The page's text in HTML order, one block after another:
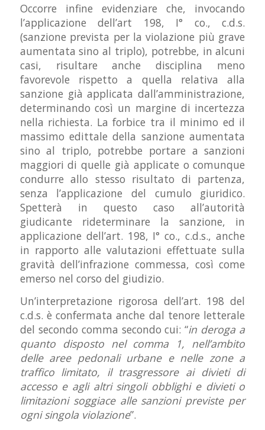
Occorre infine evidenziare che, invocando
l’applicazione dell’art 198, I° co., c.d.s.
(sanzione prevista per la violazione più grave
aumentata sino al triplo), potrebbe, in alcuni
casi, risultare anche disciplina meno
favorevole rispetto a quella relativa alla
sanzione già applicata dall’amministrazione,
determinando così un margine di incertezza
nella richiesta. La forbice tra il minimo ed il
massimo edittale della sanzione aumentata
sino al triplo, potrebbe portare a sanzioni
maggiori di quelle già applicate o comunque
condurre allo stesso risultato di partenza,
senza l’applicazione del cumulo giuridico.
Spetterà in questo caso all’autorità
giudicante rideterminare la sanzione, in
applicazione dell’art. 198, I° co., c.d.s., anche
in rapporto alle valutazioni effettuate sulla
gravità dell’infrazione commessa, così come
emerso nel corso del giudizio.
Un’interpretazione rigorosa dell’art. 198 del
c.d.s. è confermata anche dal tenore letterale
del secondo comma secondo cui: “in deroga a
quanto disposto nel comma 1, nell’ambito
delle aree pedonali urbane e nelle zone a
traffico limitato, il trasgressore ai divieti di
accesso e agli altri singoli obblighi e divieti o
limitazioni soggiace alle sanzioni previste per
ogni singola violazione”.